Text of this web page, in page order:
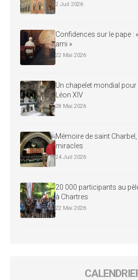
2 Juil 2026
Confidences sur le pape :
ami »
22 Mai 2026
Un chapelet mondial pour
Léon XIV
28 Mai 2026
Mémoire de saint
miracles
24 Juil 2026
20 000 participants au
à Chartres
22 Mai 2026